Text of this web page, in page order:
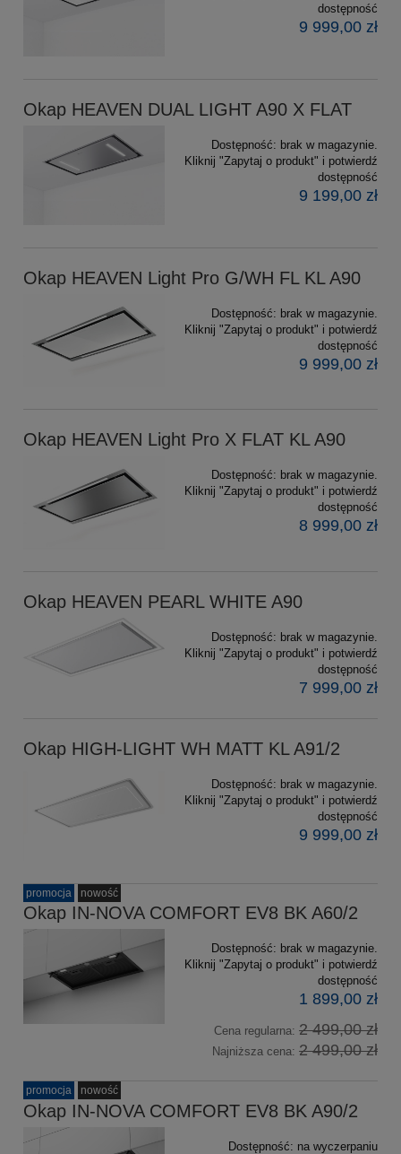
dostępność
9 999,00 zł
Okap HEAVEN DUAL LIGHT A90 X FLAT
Dostępność: brak w magazynie.
Kliknij "Zapytaj o produkt" i potwierdź
dostępność
9 199,00 zł
Okap HEAVEN Light Pro G/WH FL KL A90
Dostępność: brak w magazynie.
Kliknij "Zapytaj o produkt" i potwierdź
dostępność
9 999,00 zł
Okap HEAVEN Light Pro X FLAT KL A90
Dostępność: brak w magazynie.
Kliknij "Zapytaj o produkt" i potwierdź
dostępność
8 999,00 zł
Okap HEAVEN PEARL WHITE A90
Dostępność: brak w magazynie.
Kliknij "Zapytaj o produkt" i potwierdź
dostępność
7 999,00 zł
Okap HIGH-LIGHT WH MATT KL A91/2
Dostępność: brak w magazynie.
Kliknij "Zapytaj o produkt" i potwierdź
dostępność
9 999,00 zł
Okap IN-NOVA COMFORT EV8 BK A60/2
Dostępność: brak w magazynie.
Kliknij "Zapytaj o produkt" i potwierdź
dostępność
1 899,00 zł
Cena regularna: 2 499,00 zł
Najniższa cena: 2 499,00 zł
promocja nowość
Okap IN-NOVA COMFORT EV8 BK A90/2
Dostępność: na wyczerpaniu
promocja nowość